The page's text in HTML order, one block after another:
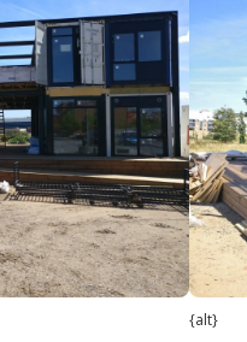
{alt}